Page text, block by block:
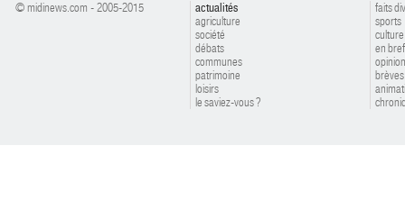
© midinews.com - 2005-2015
actualités
agriculture
société
débats
communes
patrimoine
loisirs
le saviez-vous ?
faits
sports
culture
en bref
brèves